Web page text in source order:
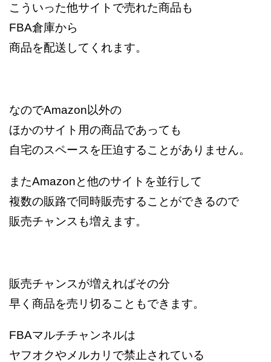
こういった他サイトで売れた商品も
FBA倉庫から
商品を配送してくれます。
なのでAmazon以外の
ほかのサイト用の商品であっても
自宅のスペースを圧迫することがありません。
またAmazonと他のサイトを並行して
複数の販路で同時販売することができるので
販売チャンスも増えます。
販売チャンスが増えればその分
早く商品を売リ切ることもできます。
FBAマルチチャンネルは
ヤフオクやメルカリで禁止されている